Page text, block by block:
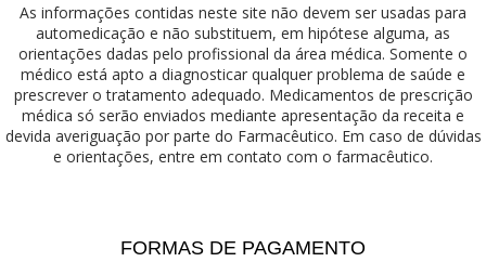
As informações contidas neste site não devem ser usadas para
automedicação e não substituem, em hipótese alguma, as
orientações dadas pelo profissional da área médica. Somente o
médico está apto a diagnosticar qualquer problema de saúde e
prescrever o tratamento adequado. Medicamentos de prescrição
médica só serão enviados mediante apresentação da receita e
devida averiguação por parte do Farmacêutico. Em caso de dúvidas
e orientações, entre em contato com o farmacêutico.
FORMAS DE PAGAMENTO